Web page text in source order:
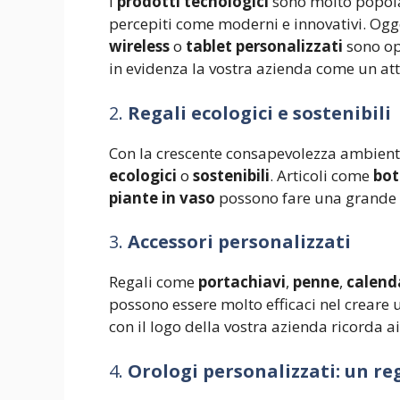
percepiti come moderni e innovativi.
wirelesso tablet personalizzati sono
in evidenza la vostra azienda come un
2. Regali ecologici e sostenibili
Con la crescente consapevolezza
ecologici o sostenibili. Articoli come
piante in vaso possono fare una
3. Accessori personalizzati
Regali come portachiavi, penne,
possono essere molto efficaci nel
con il logo della vostra azienda ricorda
4. Orologi personalizzati: un